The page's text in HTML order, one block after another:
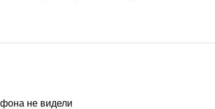
не видели